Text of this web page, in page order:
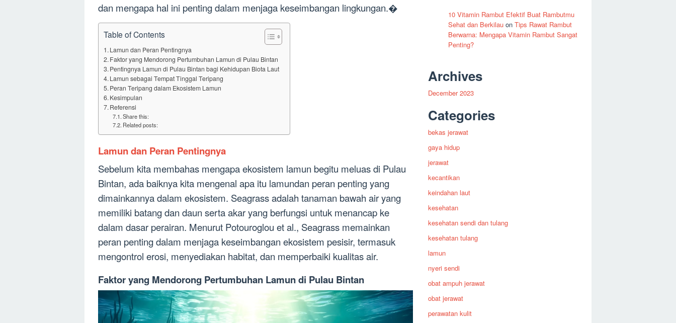
dan mengapa hal ini penting dalam menjaga keseimbangan lingkungan.�
Table of Contents
Lamun dan Peran Pentingnya
Faktor yang Mendorong Pertumbuhan Lamun di Pulau Bintan
Pentingnya Lamun di Pulau Bintan bagi Kehidupan Biota Laut
Lamun sebagai Tempat Tinggal Teripang
Peran Teripang dalam Ekosistem Lamun
Kesimpulan
Referensi
Share this:
Related posts:
Lamun dan Peran Pentingnya
Sebelum kita membahas mengapa ekosistem lamun begitu meluas di Pulau
Bintan, ada baiknya kita mengenal apa itu lamundan peran penting yang
dimainkannya dalam ekosistem. Seagrass adalah tanaman bawah air yang
memiliki batang dan daun serta akar yang berfungsi untuk menancap ke
dalam dasar perairan. Menurut Potouroglou et al., Seagrass memainkan
peran penting dalam menjaga keseimbangan ekosistem pesisir, termasuk
mengontrol erosi, menyediakan habitat, dan memperbaiki kualitas air.
Faktor yang Mendorong Pertumbuhan Lamun di Pulau Bintan
10 Vitamin Rambut Efektif Buat Rambutmu
Sehat dan Berkilau onTips Rawat Rambut
Berwarna: Mengapa Vitamin Rambut Sangat
Penting?
Archives
December 2023
Categories
bekas jerawat
gaya hidup
jerawat
kecantikan
keindahan laut
kesehatan
kesehatan sendi dan tulang
kesehatan tulang
lamun
nyeri sendi
obat ampuh jerawat
obat jerawat
perawatan kulit